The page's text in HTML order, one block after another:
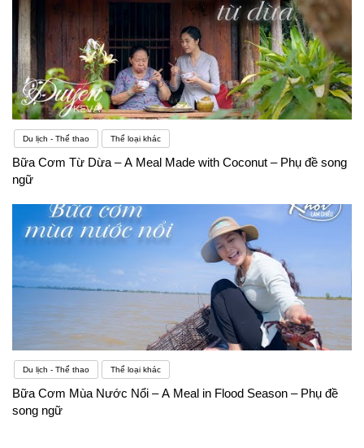
Du lịch - Thể thao Thể loại khác
Bữa Cơm Từ Dừa – A Meal Made with Coconut – Phụ đề song
ngữ
Du lịch - Thể thao Thể loại khác
Bữa Cơm Mùa Nước Nổi – A Meal in Flood Season – Phụ đề
song ngữ